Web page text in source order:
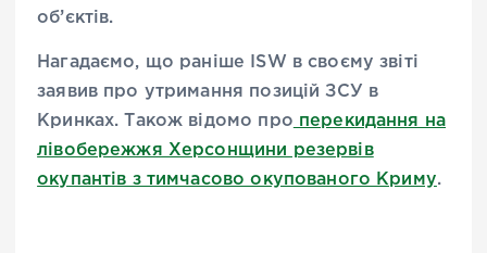
об’єктів.
Нагадаємо, що раніше ISW в своєму звіті
заявив про утримання позицій ЗСУ в
Кринках. Також відомо про перекидання на
лівобережжя Херсонщини резервів
окупантів з тимчасово окупованого Криму.